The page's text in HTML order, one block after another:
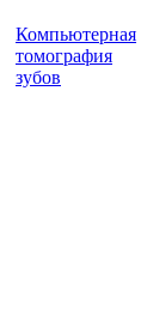
Компьютерная
томография
зубов